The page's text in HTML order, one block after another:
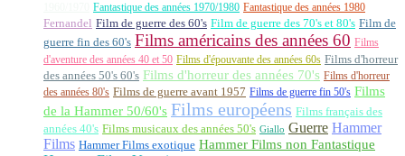
Fantastique des années 1970/1980 Fantastique des années 1980
Fernandel Film de guerre des 60's Film de guerre des 70's et 80's Film de
guerre fin des 60's Films américains des années 60 Films
d'aventure des années 40 et 50 Films d'épouvante des années 60s Films d'horreur
des années 50's 60's Films d'horreur des années 70's Films d'horreur
des années 80's Films de guerre avant 1957 Films de guerre fin 50's Films
de la Hammer 50/60's Films européens Films français des
années 40's Films musicaux des années 50's Giallo Guerre Hammer
Films Hammer Films exotique Hammer Films non Fantastique